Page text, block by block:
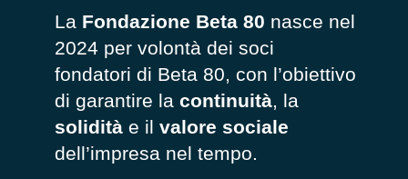
La Fondazione Beta 80 nasce nel
2024 per volontà dei soci
fondatori di Beta 80, con l’obiettivo
di garantire la continuità, la
solidità e il valore sociale
dell’impresa nel tempo.